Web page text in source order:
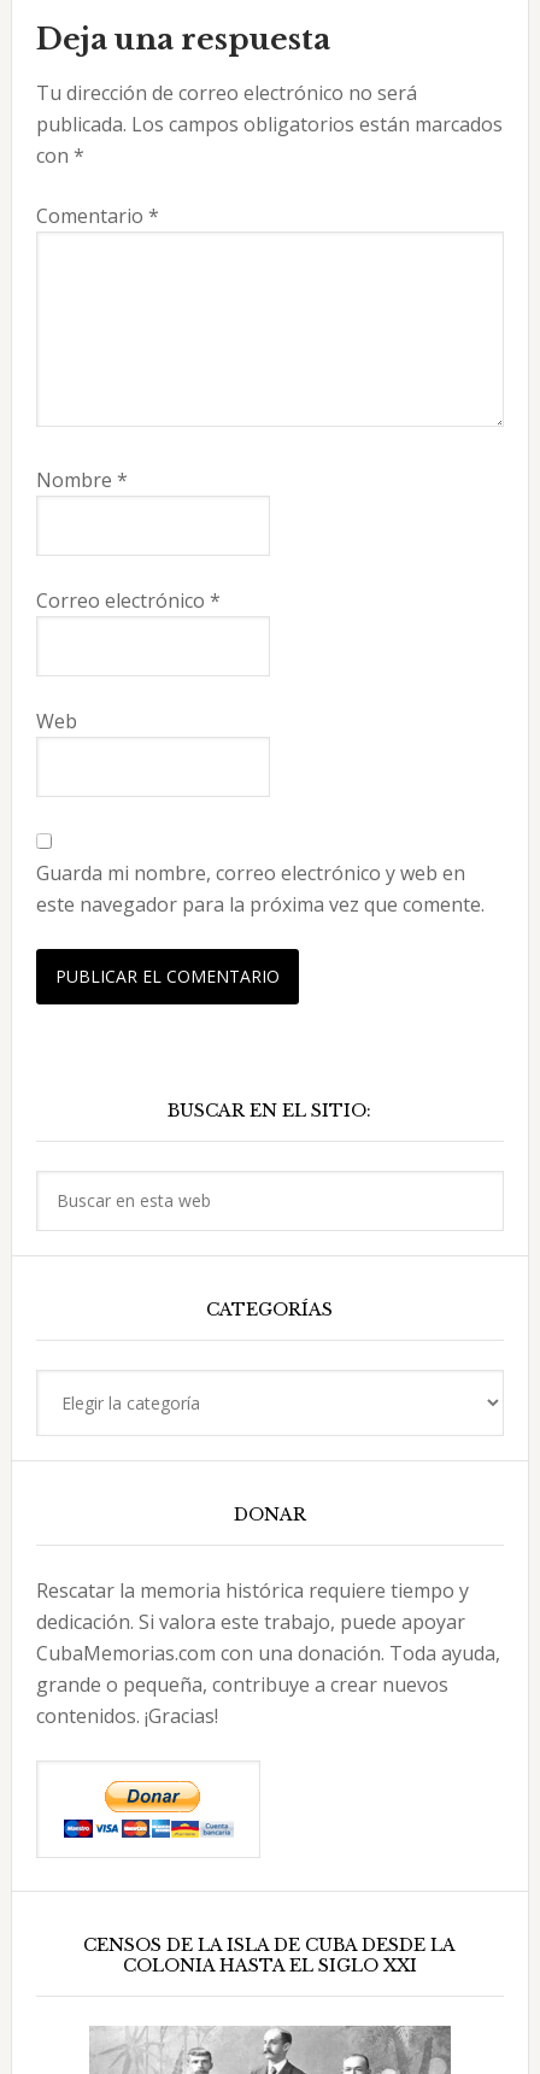
Deja una respuesta
Tu dirección de correo electrónico no será
publicada. Los campos obligatorios están marcados
con *
Comentario *
Nombre *
Correo electrónico *
Web
Guarda mi nombre, correo electrónico y web en
este navegador para la próxima vez que comente.
principal
BUSCAR EN EL SITIO:
CATEGORÍAS
DONAR
Rescatar la memoria histórica requiere tiempo y
dedicación. Si valora este trabajo, puede apoyar
CubaMemorias.com con una donación. Toda ayuda,
grande o pequeña, contribuye a crear nuevos
contenidos. ¡Gracias!
CENSOS DE LA ISLA DE CUBA DESDE LA
COLONIA HASTA EL SIGLO XXI